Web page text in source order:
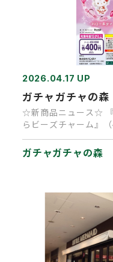
2026.04.17 UP
ガチャガチャの森
☆新商品ニュース☆
らビーズチャーム
ガチャガチャの森